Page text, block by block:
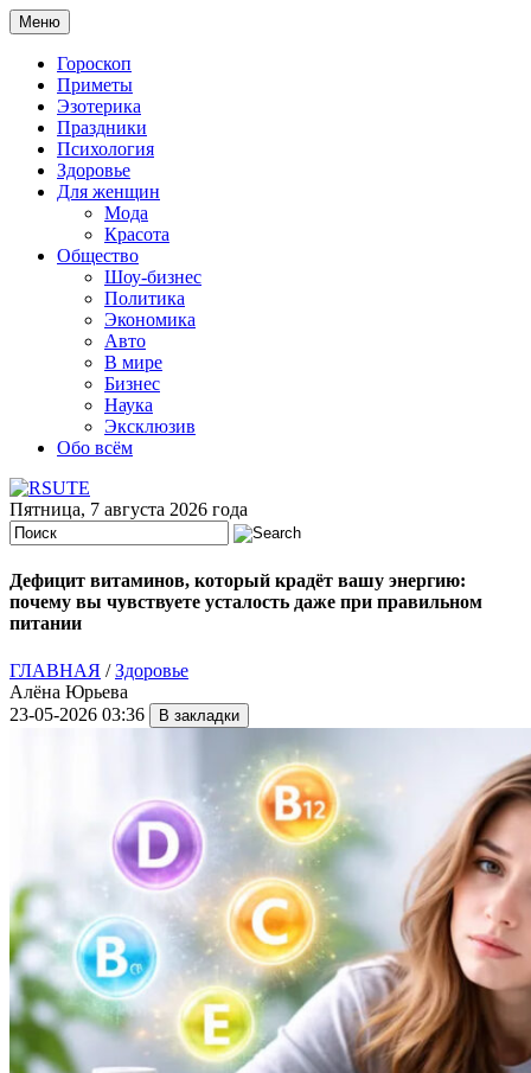
Меню
Гороскоп
Приметы
Эзотерика
Праздники
Психология
Здоровье
Для женщин
Мода
Красота
Общество
Шоу-бизнес
Политика
Экономика
Авто
В мире
Бизнес
Наука
Эксклюзив
Обо всём
Пятница, 7 августа 2026 года
Дефицит витаминов, который крадёт вашу энергию:
почему вы чувствуете усталость даже при правильном
питании
ГЛАВНАЯ /Здоровье
Алёна Юрьева
23-05-2026 03:36